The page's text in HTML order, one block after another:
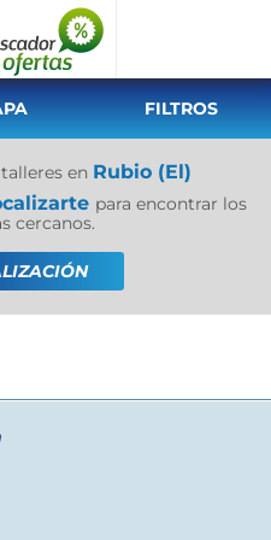
FILTROS
en Rubio (El)
para encontrar los
cercanos.